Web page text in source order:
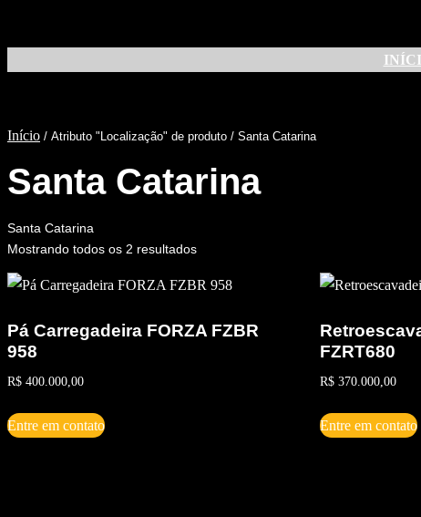
Início / Atributo "Localização" de produto / Santa Catarina
Santa Catarina
Santa Catarina
Mostrando todos os 2 resultados
Pá Carregadeira FORZA FZBR
958
R$ 400.000,00
Entre em contato
FZRT680
R$ 370.000,00
Entre em contato